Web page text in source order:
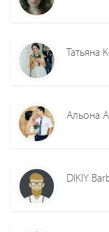
Татьяна
Альона
DIKIY